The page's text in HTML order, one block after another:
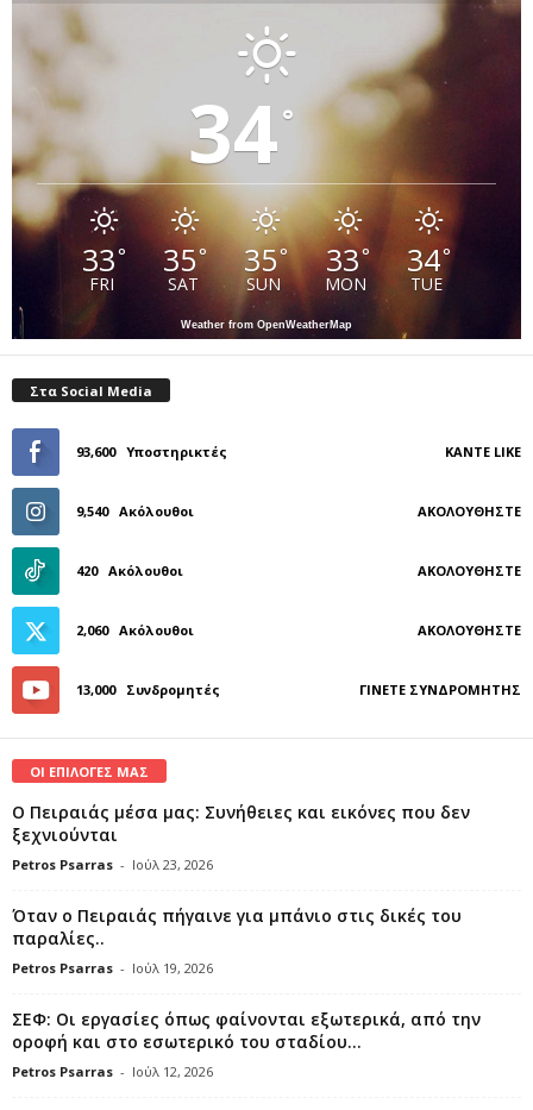
34°
33°
FRI
35°
SAT
35°
SUN
33°
MON
34°
TUE
Weather from OpenWeatherMap
Στα Social Media
93,600 Υποστηρικτές ΚΆΝΤΕ LIKE
9,540 Ακόλουθοι ΑΚΟΛΟΥΘΉΣΤΕ
420 Ακόλουθοι ΑΚΟΛΟΥΘΉΣΤΕ
2,060 Ακόλουθοι ΑΚΟΛΟΥΘΉΣΤΕ
13,000 Συνδρομητές ΓΊΝΕΤΕ ΣΥΝΔΡΟΜΗΤΉΣ
ΟΙ ΕΠΙΛΟΓΕΣ ΜΑΣ
Ο Πειραιάς μέσα μας: Συνήθειες και εικόνες που δεν
ξεχνιούνται
Petros Psarras - Ιούλ 23, 2026
Όταν ο Πειραιάς πήγαινε για μπάνιο στις δικές του
παραλίες..
Petros Psarras - Ιούλ 19, 2026
ΣΕΦ: Οι εργασίες όπως φαίνονται εξωτερικά, από την
οροφή και στο εσωτερικό του σταδίου...
Petros Psarras - Ιούλ 12, 2026